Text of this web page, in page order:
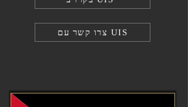
צרו קשר עם UIS